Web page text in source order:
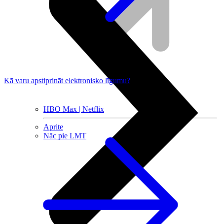
HBO Max | Netflix
Aprite
Nāc pie LMT
Kā varu apstiprināt elektronisko līgumu?